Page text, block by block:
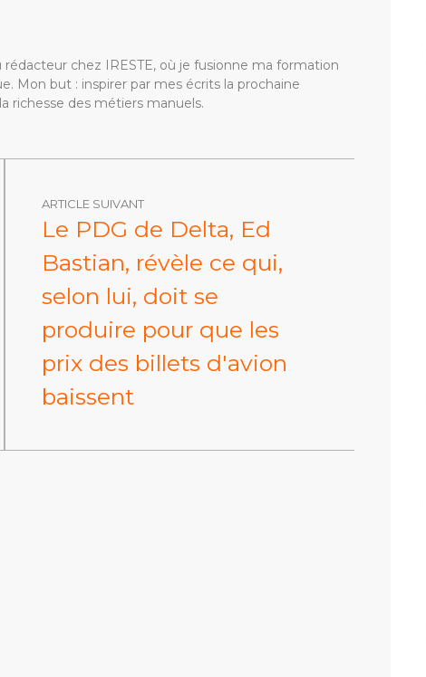
chez IRESTE, où je fusionne ma formation
Mon but : inspirer par mes écrits la prochaine
richesse des métiers manuels.
ARTICLE SUIVANT
Le PDG de Delta, Ed
Bastian, révèle ce qui,
selon lui, doit se
produire pour que les
prix des billets d'avion
baissent